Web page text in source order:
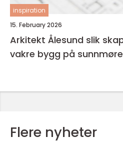
inspiration
15. February 2026
Arkitekt Ålesund slik skapes funksjonelle og
vakre bygg på sunnmøre
Flere nyheter